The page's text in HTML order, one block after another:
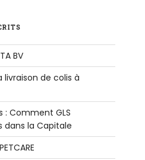
BV
livraison de colis à
: Comment GLS
dans la Capitale